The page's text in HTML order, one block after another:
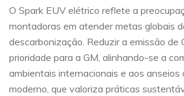
O Spark EUV elétrico reflete a
montadoras em atender metas globais
descarbonização. Reduzir a emissão de
prioridade para a GM, alinhando-se a
ambientais internacionais e aos anseios
moderno, que valoriza práticas